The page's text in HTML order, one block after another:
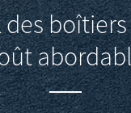
boîtiers